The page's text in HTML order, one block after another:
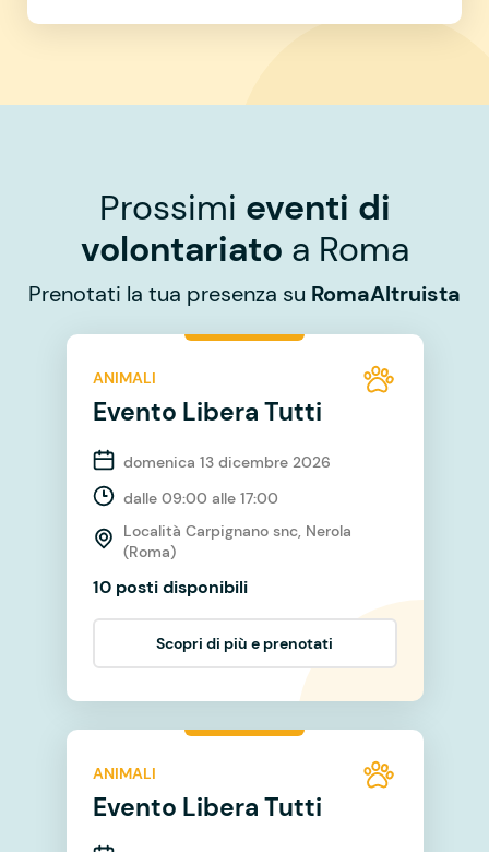
Prossimi eventi di
volontariato a Roma
Prenotati la tua presenza su RomaAltruista
ANIMALI
Evento Libera Tutti
domenica 13 dicembre 2026
dalle 09:00 alle 17:00
Località Carpignano snc, Nerola
(Roma)
10 posti disponibili
Scopri di più e prenotati
ANIMALI
Evento Libera Tutti